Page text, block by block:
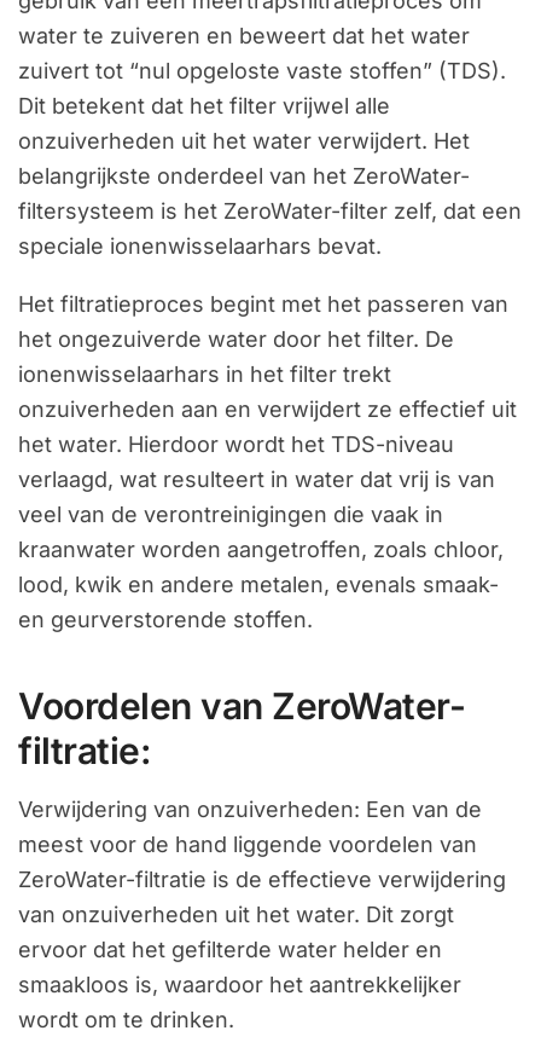
water te zuiveren en beweert dat het water
zuivert tot “nul opgeloste vaste stoffen” (TDS).
Dit betekent dat het filter vrijwel alle
onzuiverheden uit het water verwijdert. Het
belangrijkste onderdeel van het ZeroWater-
filtersysteem is het ZeroWater-filter zelf, dat een
speciale ionenwisselaarhars bevat.
Het filtratieproces begint met het passeren van
het ongezuiverde water door het filter. De
ionenwisselaarhars in het filter trekt
onzuiverheden aan en verwijdert ze effectief uit
het water. Hierdoor wordt het TDS-niveau
verlaagd, wat resulteert in water dat vrij is van
veel van de verontreinigingen die vaak in
kraanwater worden aangetroffen, zoals chloor,
lood, kwik en andere metalen, evenals smaak-
en geurverstorende stoffen.
Voordelen van ZeroWater-
filtratie:
Verwijdering van onzuiverheden: Een van de
meest voor de hand liggende voordelen van
ZeroWater-filtratie is de effectieve verwijdering
van onzuiverheden uit het water. Dit zorgt
ervoor dat het gefilterde water helder en
smaakloos is, waardoor het aantrekkelijker
wordt om te drinken.